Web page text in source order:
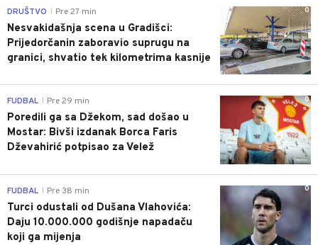
0
DRUŠTVO Pre 27 min
Nesvakidašnja scena u Gradišci:
Prijedorčanin zaboravio suprugu na
granici, shvatio tek kilometrima kasnije
0
FUDBAL Pre 29 min
Poredili ga sa Džekom, sad došao u
Mostar: Bivši izdanak Borca Faris
Dževahirić potpisao za Velež
0
FUDBAL Pre 38 min
Turci odustali od Dušana Vlahovića:
Daju 10.000.000 godišnje napadaču
koji ga mijenja